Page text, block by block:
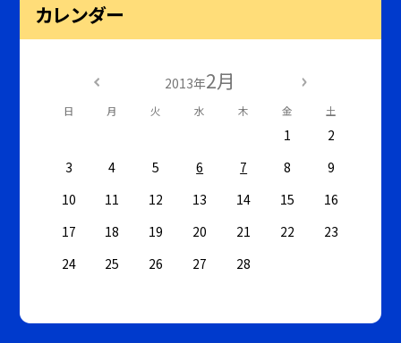
カレンダー
2013年2月
日 月 火 水 木 金 土
1
2
3
4 5 6 7 8
9
10
11 12 13 14 15
16
17
18 19 20 21 22
23
24
25 26 27 28